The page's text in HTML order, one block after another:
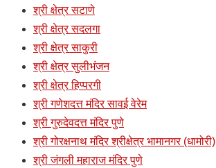
श्री क्षेत्र सटाणे
श्री क्षेत्र सदलगा
श्री क्षेत्र साकुरी
श्री क्षेत्र सुलीभंजन
श्री क्षेत्र हिप्परगी
श्री गणेशदत्त मंदिर सावई वेरेम
श्री गुरुदेवदत्त मंदिर पुणे
श्री गोरक्षनाथ मंदिर श्रीक्षेत्र भामानगर (धामोरी)
श्री जंगली महाराज मंदिर पुणे